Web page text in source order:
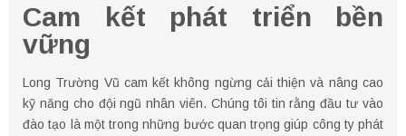
Cam kết phát triển bền
vững
Long Trường Vũ cam kết không ngừng cải thiện và nâng cao
kỹ năng cho đội ngũ nhân viên. Chúng tôi tin rằng đầu tư vào
đào tạo là một trong những bước quan trọng giúp công ty phát